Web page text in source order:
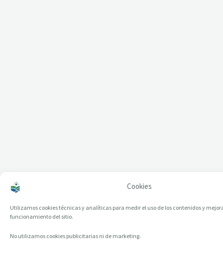
Cookies
Utilizamos cookies técnicas y analíticas para medir el uso de los contenidos y
funcionamiento del sitio.
No utilizamos cookies publicitarias ni de marketing.